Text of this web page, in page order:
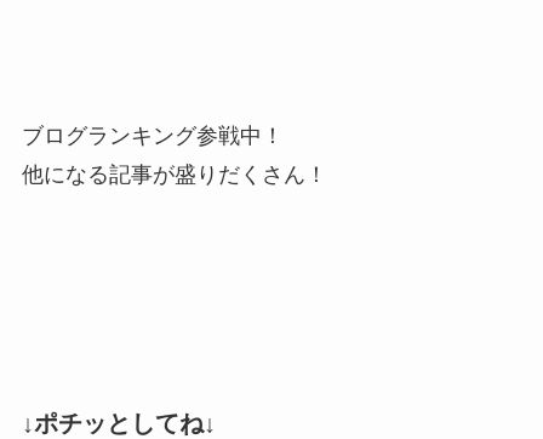
ブログランキング参戦中！
他になる記事が盛りだくさん！
↓ポチッとしてね↓